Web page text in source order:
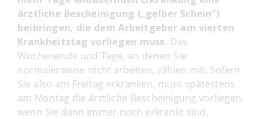
ärztliche Bescheinigung („gelber Schein“)
beibringen, die dem Arbeitgeber am vierten
Krankheitstag vorliegen muss. Das
Wochenende und Tage, an denen Sie
normalerweise nicht arbeiten, zählen mit. Sofern
Sie also am Freitag erkranken, muss spätestens
am Montag die ärztliche Bescheinigung vorliegen,
wenn Sie dann immer noch erkrankt sind.